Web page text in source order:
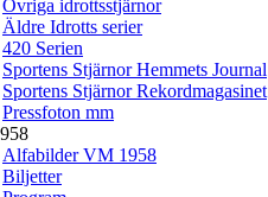
Övriga idrottsstjärnor
Äldre Idrotts serier
420 Serien
Sportens Stjärnor Hemmets Journal
Sportens Stjärnor Rekordmagasinet
Pressfoton mm
Alfabilder VM 1958
Biljetter